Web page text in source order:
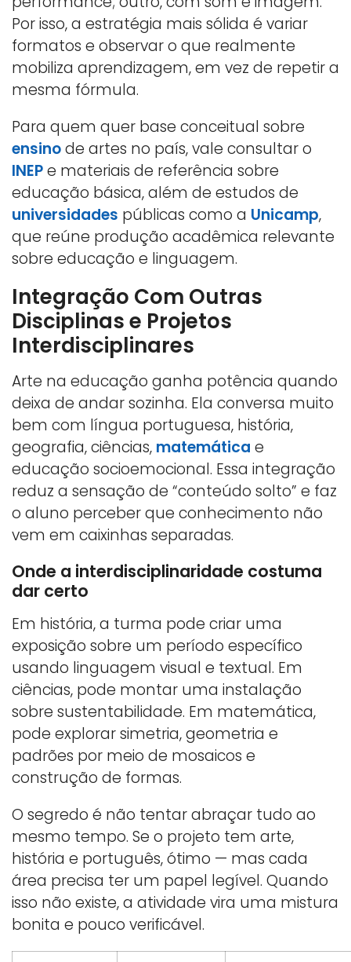
Por isso, a estratégia mais sólida é variar
formatos e observar o que realmente
mobiliza aprendizagem, em vez de repetir a
mesma fórmula.
Para quem quer base conceitual sobre
ensinode artes no país, vale consultar o
INEPe materiais de referência sobre
educação básica, além de estudos de
universidades públicas como a Unicamp,
que reúne produção acadêmica relevante
sobre educação e linguagem.
Integração Com Outras
Disciplinas e Projetos
Interdisciplinares
Arte na educação ganha potência quando
deixa de andar sozinha. Ela conversa muito
bem com língua portuguesa, história,
geografia, ciências, matemática e
educação socioemocional. Essa integração
reduz a sensação de “conteúdo solto” e faz
o aluno perceber que conhecimento não
vem em caixinhas separadas.
Onde a interdisciplinaridade costuma
dar certo
Em história, a turma pode criar uma
exposição sobre um período específico
usando linguagem visual e textual. Em
ciências, pode montar uma instalação
sobre sustentabilidade. Em matemática,
pode explorar simetria, geometria e
padrões por meio de mosaicos e
construção de formas.
O segredo é não tentar abraçar tudo ao
mesmo tempo. Se o projeto tem arte,
história e português, ótimo — mas cada
área precisa ter um papel legível. Quando
isso não existe, a atividade vira uma mistura
bonita e pouco verificável.